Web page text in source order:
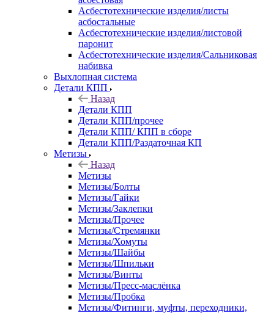
Асбестотехнические изделия/листы
асбостальные
Асбестотехнические изделия/листовой
паронит
Асбестотехнические изделия/Сальниковая
набивка
Выхлопная система
Детали КПП
Назад
Детали КПП
Детали КПП/прочее
Детали КПП/ КПП в сборе
Детали КПП/Раздаточная КП
Метизы
Назад
Метизы
Метизы/Болты
Метизы/Гайки
Метизы/Заклепки
Метизы/Прочее
Метизы/Стремянки
Метизы/Хомуты
Метизы/Шайбы
Метизы/Шпильки
Метизы/Винты
Метизы/Пресс-маслёнка
Метизы/Пробка
Метизы/Фитинги, муфты, переходники,